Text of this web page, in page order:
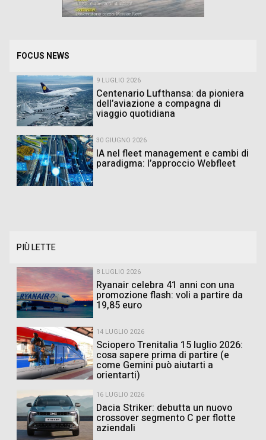
FOCUS NEWS
9 LUGLIO 2026
Centenario Lufthansa: da pioniera
dell’aviazione a compagna di
viaggio quotidiana
30 GIUGNO 2026
IA nel fleet management e cambi di
paradigma: l’approccio Webfleet
PIÙ LETTE
8 LUGLIO 2026
Ryanair celebra 41 anni con una
promozione flash: voli a partire da
19,85 euro
14 LUGLIO 2026
Sciopero Trenitalia 15 luglio 2026:
cosa sapere prima di partire (e
come Gemini può aiutarti a
orientarti)
16 LUGLIO 2026
Dacia Striker: debutta un nuovo
crossover segmento C per flotte
aziendali